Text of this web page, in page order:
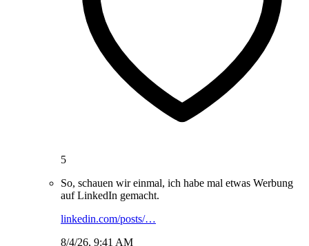
5
So, schauen wir einmal, ich habe mal etwas Werbung
auf LinkedIn gemacht.
linkedin.com/posts/…
8/4/26, 9:41 AM